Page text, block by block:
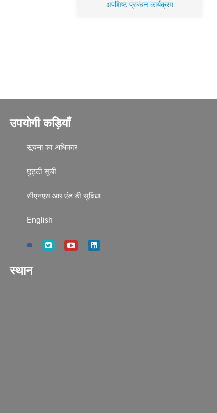
अपशिष्ट प्रबंधन कार्यक्रम
उपयोगी कड़ियाँ
सूचना का अधिकार
छुट्टी सूची
सीएनएस आर एंड डी सुविधा
English
स्थान